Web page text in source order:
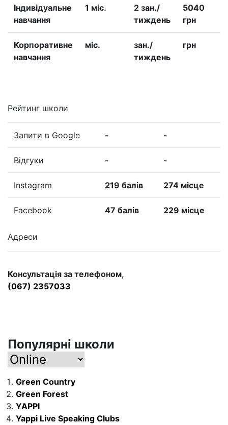
Iндивідуальне
навчання
1 міс.
2 зан./
тиждень
5040
грн
Корпоративне
навчання
міс.
зан./
тиждень
грн
Рейтинг школи
Запити в Google - -
Відгуки - -
Instagram 219 балів 274 місце
Facebook 47 балів 229 місце
Адреси
Консультація за телефоном,
(067) 2357033
Популярні школи
Green Country
Green Forest
YAPPI
Yappi Live Speaking Clubs